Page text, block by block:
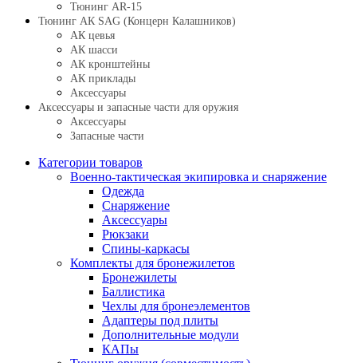
Тюнинг AR-15
Тюнинг АК SAG (Концерн Калашников)
АК цевья
АК шасси
АК кронштейны
АК приклады
Аксессуары
Аксессуары и запасные части для оружия
Аксессуары
Запасные части
Категории товаров
Военно-тактическая экипировка и снаряжение
Одежда
Снаряжение
Аксессуары
Рюкзаки
Спины-каркасы
Комплекты для бронежилетов
Бронежилеты
Баллистика
Чехлы для бронеэлементов
Адаптеры под плиты
Дополнительные модули
КАПы